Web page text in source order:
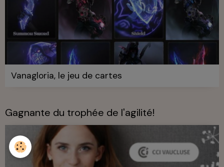
Vanagloria, le jeu de cartes
Gagnante du trophée de l'agilité!